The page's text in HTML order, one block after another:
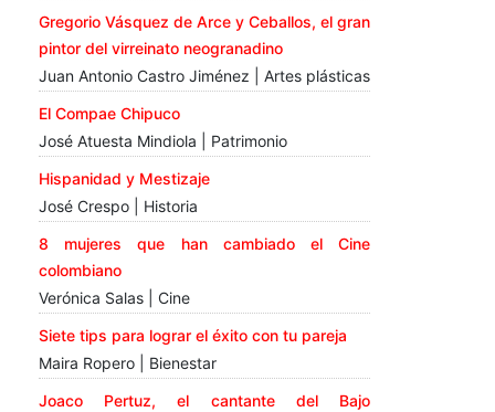
Gregorio Vásquez de Arce y Ceballos, el gran
pintor del virreinato neogranadino
Juan Antonio Castro Jiménez | Artes plásticas
El Compae Chipuco
José Atuesta Mindiola | Patrimonio
Hispanidad y Mestizaje
José Crespo | Historia
8 mujeres que han cambiado el Cine
colombiano
Verónica Salas | Cine
Siete tips para lograr el éxito con tu pareja
Maira Ropero | Bienestar
Joaco Pertuz, el cantante del Bajo